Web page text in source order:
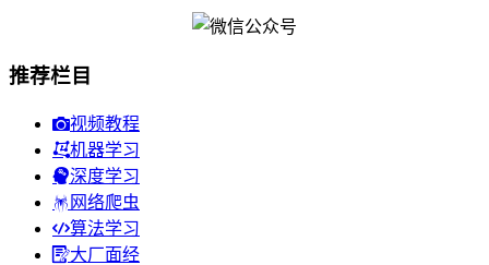
推荐栏目
视频教程
机器学习
深度学习
网络爬虫
算法学习
大厂面经